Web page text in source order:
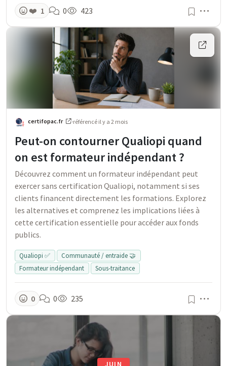
❤️ 1 0 423
certifopac.fr ·référencé il y a 2 mois
Peut-on contourner Qualiopi quand
on est formateur indépendant ?
Découvrez comment un formateur indépendant peut
exercer sans certification Qualiopi, notamment si ses
clients financent directement les formations. Explorez
les alternatives et comprenez les implications liées à
cette certification essentielle pour accéder aux fonds
publics.
Qualiopi ✅
Communauté / entraide 🤝
Formateur indépendant
Sous-traitance
0 0 235
JUIN